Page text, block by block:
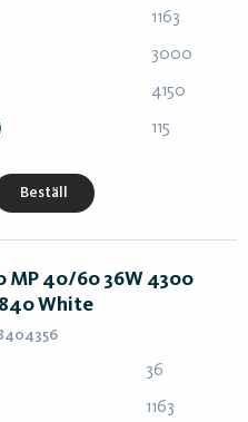
1163
3000
4150
115
Beställ
MP 40/60 36W 4300
White
36
1163